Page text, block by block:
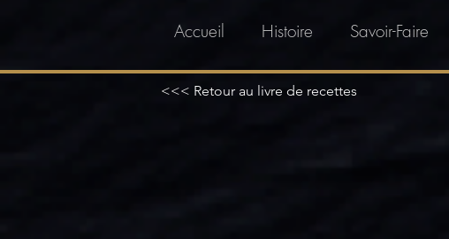
Accueil Histoire Savoir-Faire
<<< Retour au livre de recettes